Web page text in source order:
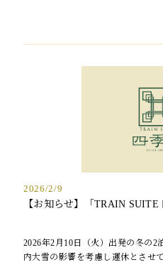
2026/2/9
【お知らせ】「TRAIN
2026年2月10日（火）出発の冬の2
内大雪の影響を考慮し運休とさせ